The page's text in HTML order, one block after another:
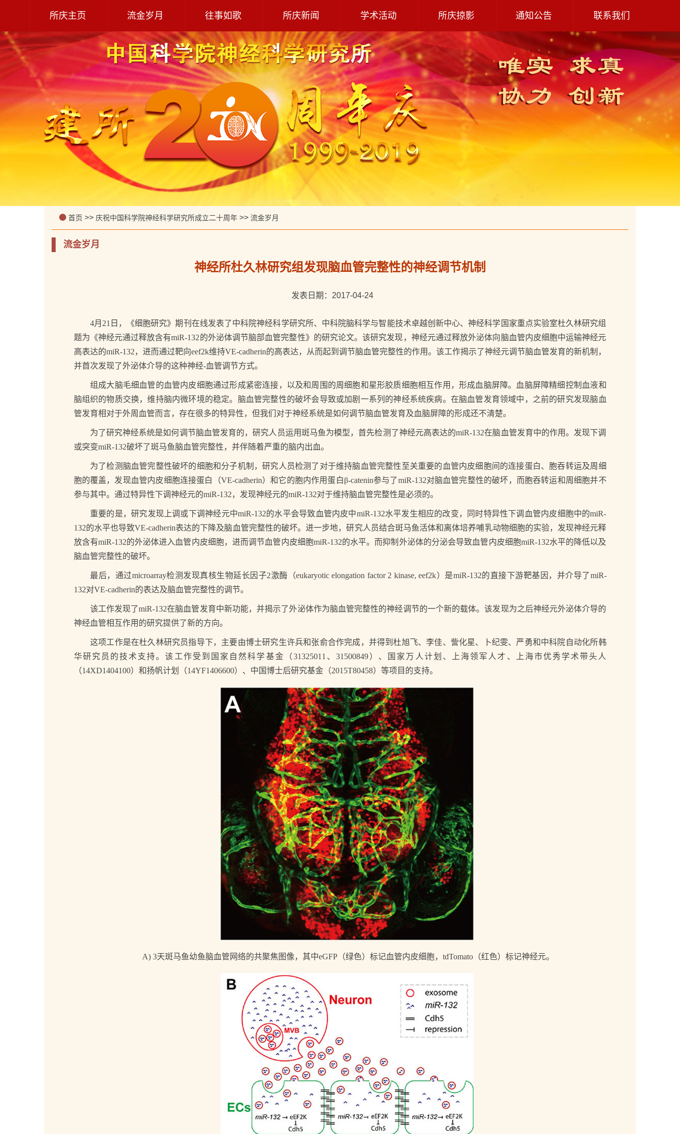
所庆主页 流金岁月 往事如歌 所庆新闻 学术活动 所庆掠影 通知公告 联系我们
首页 >> 庆祝中国科学院神经科学研究所成立二十周年 >> 流金岁月
流金岁月
神经所杜久林研究组发现脑血管完整性的神经调节机制
发表日期：2017-04-24
4月21日，《细胞研究》期刊在线发表了中科院神经科学研究所、中科院脑科学与智能技术卓越创新中心、神经科学国家重点实验室杜久林研究组
题为《神经元通过释放含有miR-132的外泌体调节脑部血管完整性》的研究论文。该研究发现，神经元通过释放外泌体向脑血管内皮细胞中运输神经元
高表达的miR-132，进而通过靶向eef2k维持VE-cadherin的高表达，从而起到调节脑血管完整性的作用。该工作揭示了神经元调节脑血管发育的新机制，
并首次发现了外泌体介导的这种神经-血管调节方式。
组成大脑毛细血管的血管内皮细胞通过形成紧密连接，以及和周围的周细胞和星形胶质细胞相互作用，形成血脑屏障。血脑屏障精细控制血液和
脑组织的物质交换，维持脑内微环境的稳定。脑血管完整性的破坏会导致或加剧一系列的神经系统疾病。在脑血管发育领域中，之前的研究发现脑血
管发育相对于外周血管而言，存在很多的特异性，但我们对于神经系统是如何调节脑血管发育及血脑屏障的形成还不清楚。
为了研究神经系统是如何调节脑血管发育的，研究人员运用斑马鱼为模型，首先检测了神经元高表达的miR-132在脑血管发育中的作用。发现下调
或突变miR-132破坏了斑马鱼脑血管完整性，并伴随着严重的脑内出血。
为了检测脑血管完整性破坏的细胞和分子机制，研究人员检测了对于维持脑血管完整性至关重要的血管内皮细胞间的连接蛋白、胞吞转运及周细
胞的覆盖，发现血管内皮细胞连接蛋白（VE-cadherin）和它的胞内作用蛋白β-catenin参与了miR-132对脑血管完整性的破坏，而胞吞转运和周细胞并不
参与其中。通过特异性下调神经元的miR-132，发现神经元的miR-132对于维持脑血管完整性是必须的。
重要的是，研究发现上调或下调神经元中miR-132的水平会导致血管内皮中miR-132水平发生相应的改变，同时特异性下调血管内皮细胞中的miR-
132的水平也导致VE-cadherin表达的下降及脑血管完整性的破坏。进一步地，研究人员结合斑马鱼活体和离体培养哺乳动物细胞的实验，发现神经元释
放含有miR-132的外泌体进入血管内皮细胞，进而调节血管内皮细胞miR-132的水平。而抑制外泌体的分泌会导致血管内皮细胞miR-132水平的降低以及
脑血管完整性的破坏。
最后，通过microarray检测发现真核生物延长因子2激酶（eukaryotic elongation factor 2 kinase, eef2k）是miR-132的直接下游靶基因，并介导了miR-
132对VE-cadherin的表达及脑血管完整性的调节。
该工作发现了miR-132在脑血管发育中新功能，并揭示了外泌体作为脑血管完整性的神经调节的一个新的载体。该发现为之后神经元外泌体介导的
神经血管相互作用的研究提供了新的方向。
这项工作是在杜久林研究员指导下，主要由博士研究生许兵和张俞合作完成，并得到杜旭飞、李佳、訾化星、卜纪雯、严勇和中科院自动化所韩
华研究员的技术支持。该工作受到国家自然科学基金（31325011、31500849）、国家万人计划、上海领军人才、上海市优秀学术带头人
（14XD1404100）和扬帆计划（14YF1406600）、中国博士后研究基金（2015T80458）等项目的支持。
A) 3天斑马鱼幼鱼脑血管网络的共聚焦图像，其中eGFP（绿色）标记血管内皮细胞，tdTomato（红色）标记神经元。